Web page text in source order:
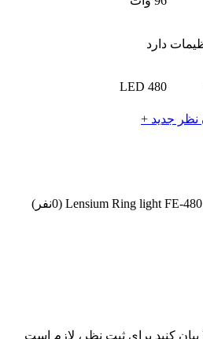
دارد
480 LED
نظر جدید +
(0نفر)
کنید برای ثبت نظر، لازم است